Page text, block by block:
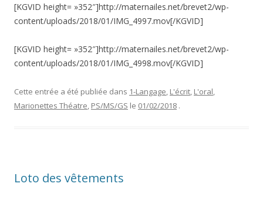
[KGVID height= »352″]http://maternailes.net/brevet2/wp-
content/uploads/2018/01/IMG_4997.mov[/KGVID]
[KGVID height= »352″]http://maternailes.net/brevet2/wp-
content/uploads/2018/01/IMG_4998.mov[/KGVID]
Cette entrée a été publiée dans 1-Langage, L'écrit, L'oral,
Marionettes Théatre, PS/MS/GS le 01/02/2018 .
Loto des vêtements